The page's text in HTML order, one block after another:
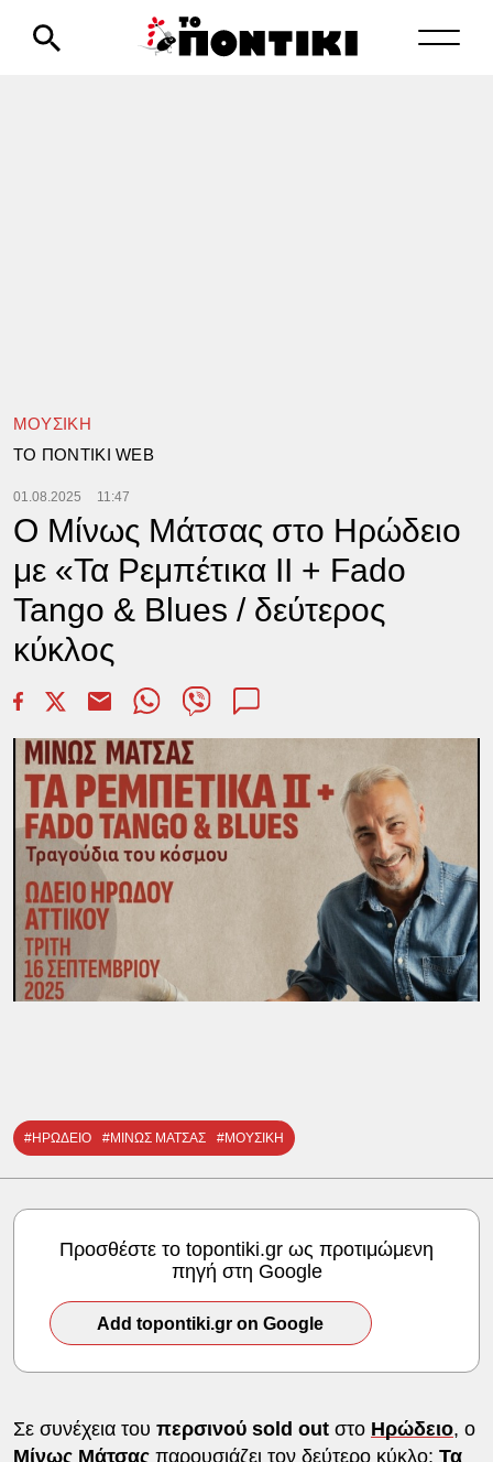
ΜΟΥΣΙΚΗ
TΟ ΠΟΝΤΙΚΙ WEB
01.08.2025 11:47
Ο Μίνως Μάτσας στο Ηρώδειο
με «Τα Ρεμπέτικα II + Fado
Tango & Blues / δεύτερος
κύκλος
#ΗΡΩΔΕΙΟ #ΜΙΝΩΣ ΜΑΤΣΑΣ #ΜΟΥΣΙΚΗ
Προσθέστε το topontiki.gr ως προτιμώμενη
πηγή στη Google
Add topontiki.gr on Google
Σε συνέχεια του περσινού sold outστο Ηρώδειο, ο
Μίνως Μάτσαςπαρουσιάζει τον δεύτερο κύκλο: Τα